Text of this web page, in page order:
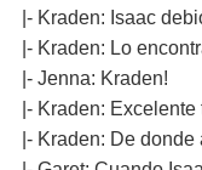
|- Kraden: Isaac
|- Kraden: Lo
|- Jenna: Kraden!
|- Kraden:
|- Kraden: De